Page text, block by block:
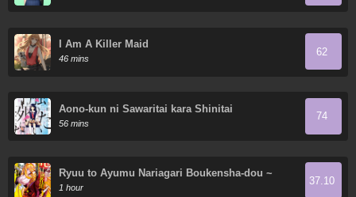
I Am A Killer Maid
46 mins
62
Aono-kun ni Sawaritai kara Shinitai
56 mins
74
Ryuu to Ayumu Nariagari Boukensha-dou ~
Youzumi toshite S-Rank Party kara Tsuihou
Sareta Kaifuku Majutsushi, Suterareta Saki de
1 hour
37.10